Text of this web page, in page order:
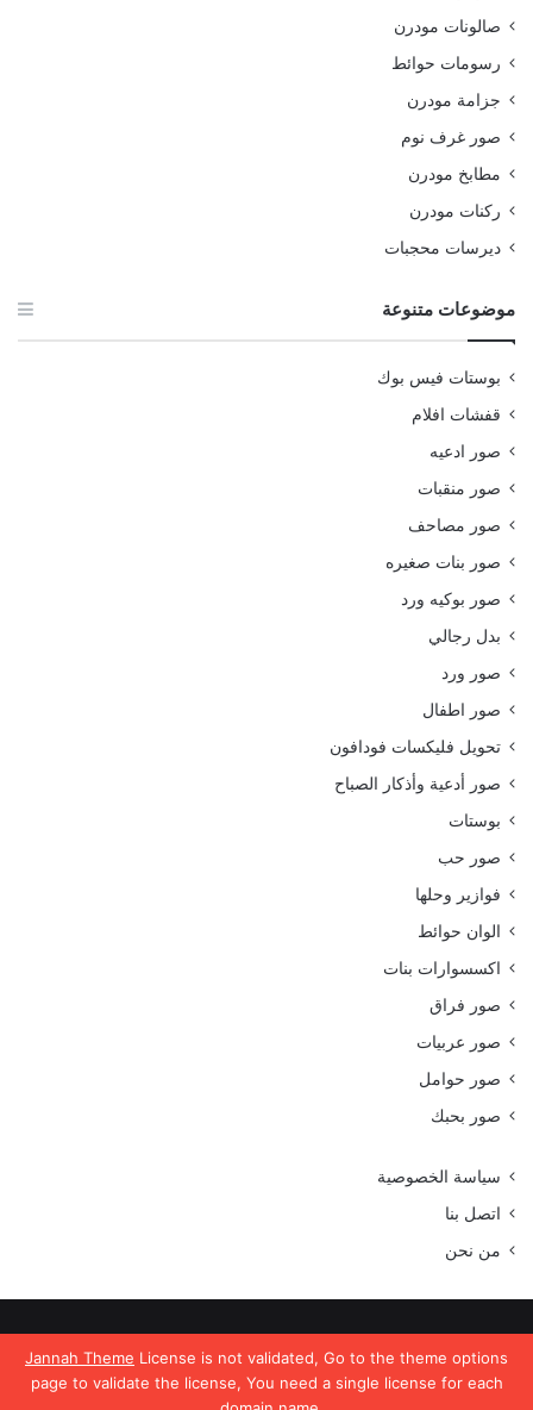
Jannah Theme License is not validated, Go to the theme options
page to validate the license, You need a single license for each
صالونات مودرن
رسومات حوائط
جزامة مودرن
صور غرف نوم
مطابخ مودرن
ركنات مودرن
ديرسات محجبات
موضوعات متنوعة
بوستات فيس بوك
قفشات افلام
صور ادعيه
صور منقبات
صور مصاحف
صور بنات صغيره
صور بوكيه ورد
بدل رجالي
صور ورد
صور اطفال
تحويل فليكسات فودافون
صور أدعية وأذكار الصباح
بوستات
صور حب
فوازير وحلها
الوان حوائط
اكسسوارات بنات
صور فراق
صور عربيات
صور حوامل
صور بحبك
سياسة الخصوصية
اتصل بنا
من نحن